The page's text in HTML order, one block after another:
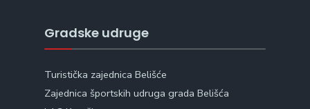
Gradske udruge
Turistička zajednica Belišće
Zajednica športskih udruga grada Belišća